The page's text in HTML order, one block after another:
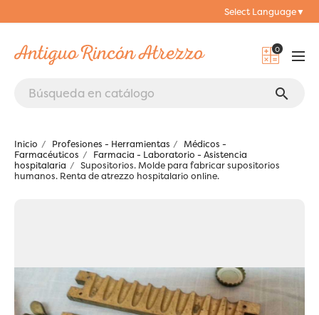
Select Language▼
0
search
Inicio Profesiones - Herramientas
Médicos -
Farmacéuticos
Farmacia - Laboratorio - Asistencia
hospitalaria
Supositorios. Molde para fabricar supositorios
humanos. Renta de atrezzo hospitalario online.